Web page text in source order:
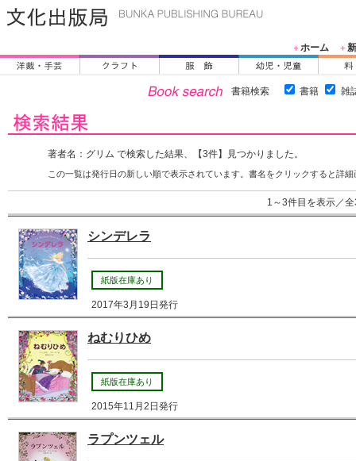
＋ホーム ＋
書籍検索 書籍 雑
著者名：グリム で検索した結果、【3件】見つかりました。
この一覧は発行日の新しい順で表示されています。書名をクリックすると詳
1～3件目を表示／
シンデレラ
紙版在庫あり
2017年3月19日発行
ねむりひめ
紙版在庫あり
2015年11月2日発行
ラプンツェル